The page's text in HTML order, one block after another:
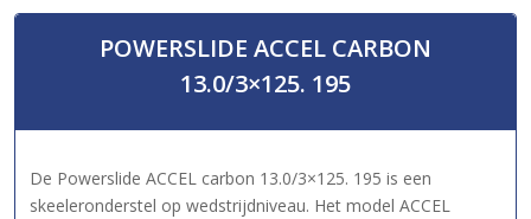
POWERSLIDE ACCEL CARBON
13.0/3×125. 195
De Powerslide ACCEL carbon 13.0/3×125. 195 is een
skeeleronderstel op wedstrijdniveau. Het model ACCEL